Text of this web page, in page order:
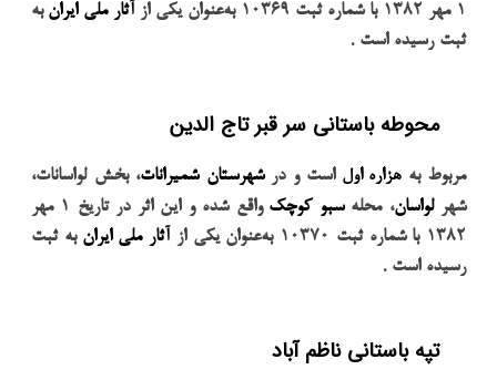
۱ مهر ۱۳۸۲ با شماره ثبت ۱۰۳۶۹ به‌عنوان یکی از آثار ملی ایران به
ثبت رسیده است .
محوطه باستانی سر قبر تاج الدین
مربوط بههزاره اول است و درشهرستان شمیرانات، بخش لواسانات،
شهرلواسان، محلهسبو کوچک واقع شده و این اثر در تاریخ ۱ مهر
۱۳۸۲ با شماره ثبت ۱۰۳۷۰ به‌عنوان یکی از آثار ملی ایران به ثبت
رسیده است .
تپه باستانی ناظم آباد